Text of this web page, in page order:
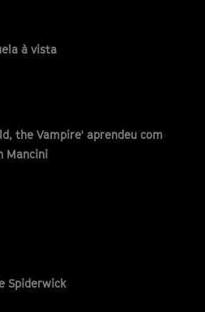
à vista
the Vampire' aprendeu com
Mancini
Spiderwick